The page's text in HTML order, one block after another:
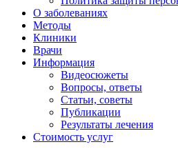
О заболеваниях
Методы
Клиники
Врачи
Информация
Видеосюжеты
Вопросы, ответы
Статьи, советы
Публикации
Результаты лечения
Стоимость услуг